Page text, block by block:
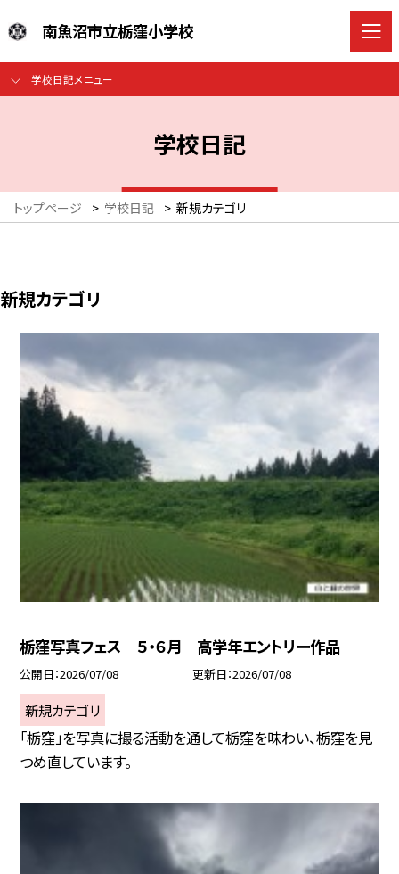
南魚沼市立栃窪小学校
学校日記メニュー
学校日記
トップページ > 学校日記 > 新規カテゴリ
新規カテゴリ
栃窪写真フェス ５・６月 高学年エントリー作品
公開日 2026/07/08 更新日 2026/07/08
新規カテゴリ
「栃窪」を写真に撮る活動を通して栃窪を味わい、栃窪を見
つめ直しています。